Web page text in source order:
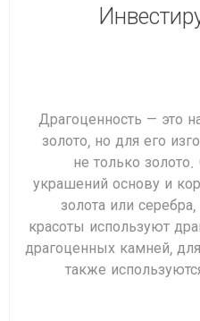
Драгоценность — это
золото, но для его
не только
украшений основу и
золота или
красоты используют
драгоценных камней,
также